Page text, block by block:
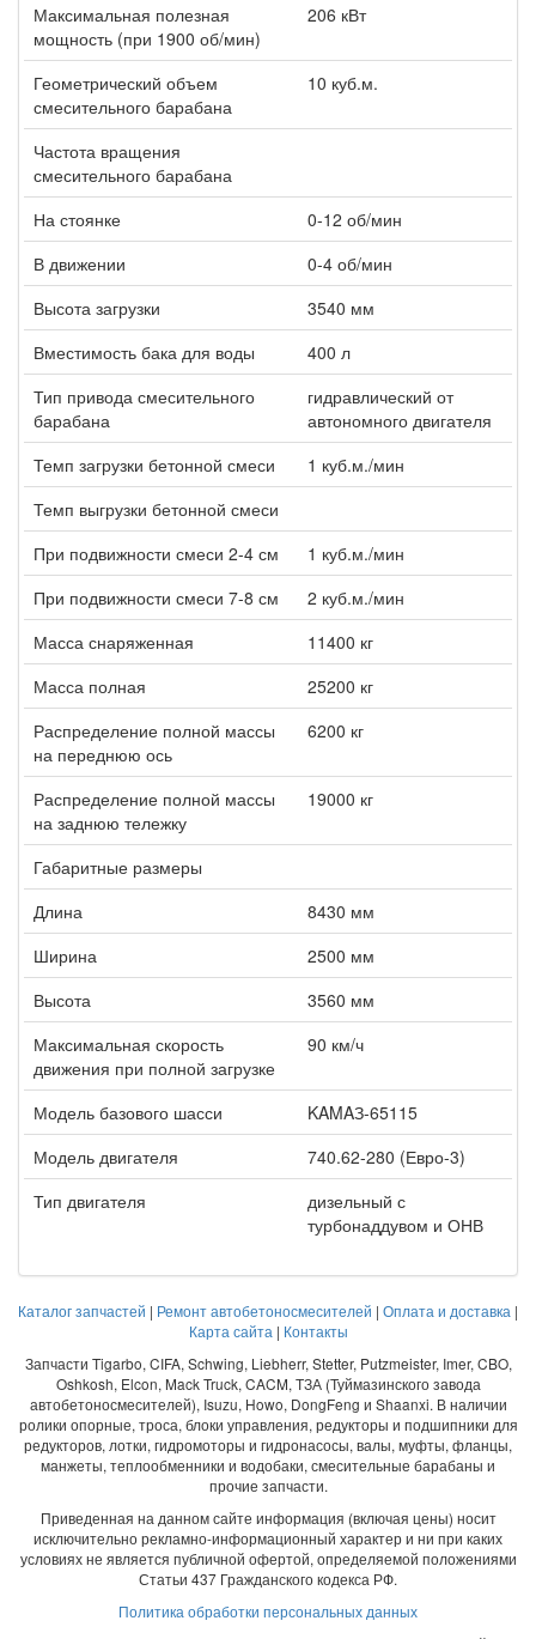
Максимальная полезная
мощность (при 1900 об/мин)
206 кВт
Геометрический объем
смесительного барабана
10 куб.м.
Частота вращения
смесительного барабана
На стоянке
0-12 об/мин
В движении
0-4 об/мин
Высота загрузки
3540 мм
Вместимость бака для воды
400 л
Тип привода смесительного
барабана
гидравлический от
автономного двигателя
Темп загрузки бетонной смеси
1 куб.м./мин
Темп выгрузки бетонной смеси
При подвижности смеси 2-4 см
1 куб.м./мин
При подвижности смеси 7-8 см
2 куб.м./мин
Масса снаряженная
11400 кг
Масса полная
25200 кг
Распределение полной массы
на переднюю ось
6200 кг
Распределение полной массы
на заднюю тележку
19000 кг
Габаритные размеры
Длина
8430 мм
Ширина
2500 мм
Высота
3560 мм
Максимальная скорость
движения при полной загрузке
90 км/ч
Модель базового шасси
KAMAЗ-65115
Модель двигателя
740.62-280 (Евро-3)
Тип двигателя
дизельный с
турбонаддувом и ОНВ
Каталог запчастей | Ремонт автобетоносмесителей | Оплата и доставка |
Карта сайта | Контакты
Запчасти Tigarbo, CIFA, Schwing, Liebherr, Stetter, Putzmeister, Imer, CBO,
Oshkosh, Elcon, Mack Truck, CACM, ТЗА (Туймазинского завода
автобетоносмесителей), Isuzu, Howo, DongFeng и Shaanxi. В наличии
ролики опорные, троса, блоки управления, редукторы и подшипники для
редукторов, лотки, гидромоторы и гидронасосы, валы, муфты, фланцы,
манжеты, теплообменники и водобаки, смесительные барабаны и
прочие запчасти.
Приведенная на данном сайте информация (включая цены) носит
исключительно рекламно-информационный характер и ни при каких
условиях не является публичной офертой, определяемой положениями
Статьи 437 Гражданского кодекса РФ.
Политика обработки персональных данных